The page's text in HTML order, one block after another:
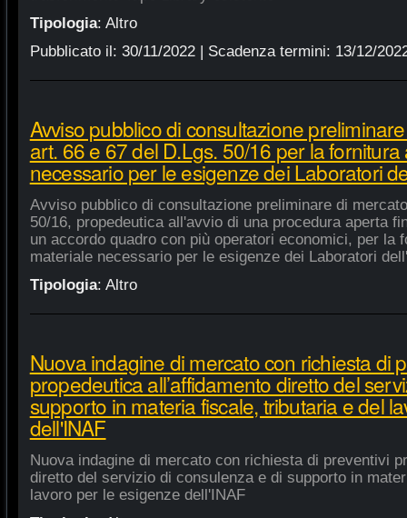
Tipologia: Altro
Pubblicato il: 30/11/2022| Scadenza termini: 13/12/
Avviso pubblico di consultazione
art. 66 e 67 del D.Lgs. 50/16 per la
necessario per le esigenze dei Laboratori
Avviso pubblico di consultazione preliminare di
50/16, propedeutica all'avvio di una procedura aperta
un accordo quadro con più operatori economici, per la
materiale necessario per le esigenze dei Laboratori
Tipologia: Altro
Nuova indagine di mercato con richiesta di
propedeutica all’affidamento diretto del
supporto in materia fiscale, tributaria e del
dell'INAF
Nuova indagine di mercato con richiesta di preventivi
diretto del servizio di consulenza e di supporto in
lavoro per le esigenze dell'INAF